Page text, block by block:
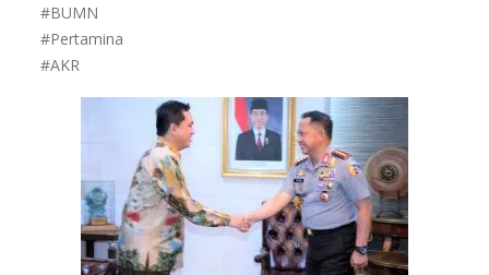
#BUMN
#Pertamina
#AKR